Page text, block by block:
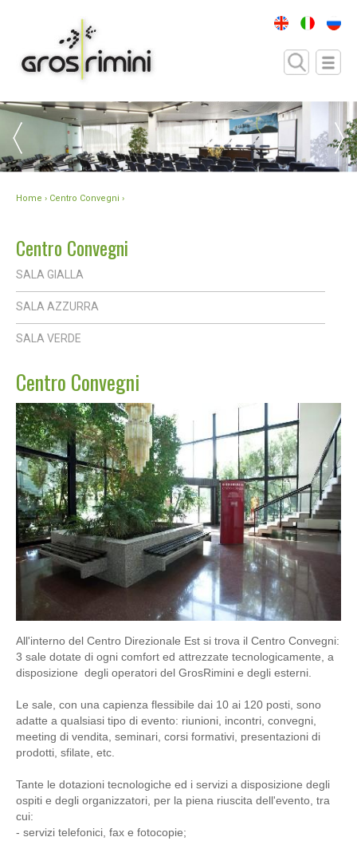
Home › Centro Convegni ›
Centro Convegni
SALA GIALLA
SALA AZZURRA
SALA VERDE
Centro Convegni
All'interno del Centro Direzionale Est si trova il Centro Convegni:
3 sale dotate di ogni comfort ed attrezzate tecnologicamente, a
disposizione degli operatori del GrosRimini e degli esterni.
Le sale, con una capienza flessibile dai 10 ai 120 posti, sono
adatte a qualsiasi tipo di evento: riunioni, incontri, convegni,
meeting di vendita, seminari, corsi formativi, presentazioni di
prodotti, sfilate, etc.
Tante le dotazioni tecnologiche ed i servizi a disposizione degli
ospiti e degli organizzatori, per la piena riuscita dell'evento, tra
cui:
- servizi telefonici, fax e fotocopie;